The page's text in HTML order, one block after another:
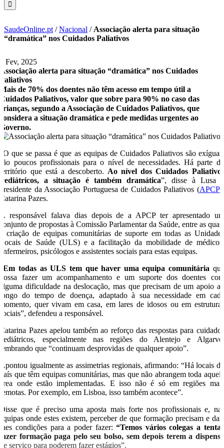
SaudeOnline.pt /Nacional / Associação alerta para situação
“dramática” nos Cuidados Paliativos
3 Fev, 2025
Associação alerta para situação “dramática” nos Cuidados
Paliativos
Mais de 70% dos doentes não têm acesso em tempo útil a
Cuidados Paliativos, valor que sobre para 90% no caso das
crianças, segundo a Associação de Cuidados Paliativos, que
considera a situação dramática e pede medidas urgentes ao
Governo.
“O que se passa é que as equipas de Cuidados Paliativos são exíguas,
são poucos profissionais para o nível de necessidades. Há parte do
território que está a descoberto. Ao nível dos Cuidados Paliativos
Pediátricos, a situação é também dramática”, disse à Lusa a
presidente da Associação Portuguesa de Cuidados Paliativos (APCP),
Catarina Pazes.
A responsável falava dias depois de a APCP ter apresentado um
conjunto de propostas à Comissão Parlamentar da Saúde, entre as quais
a criação de equipas comunitárias de suporte em todas as Unidades
Locais de Saúde (ULS) e a facilitação da mobilidade de médicos,
enfermeiros, psicólogos e assistentes sociais para estas equipas.
Em todas as ULS tem que haver uma equipa comunitária que
possa fazer um acompanhamento e um suporte dos doentes com
alguma dificuldade na deslocação, mas que precisam de um apoio ao
longo do tempo de doença, adaptado à sua necessidade em cada
momento, quer vivam em casa, em lares de idosos ou em estruturas
sociais”, defendeu a responsável.
Catarina Pazes apelou também ao reforço das respostas para cuidados
pediátricos, especialmente nas regiões do Alentejo e Algarve,
lembrando que “continuam desprovidas de qualquer apoio”.
Apontou igualmente as assimetrias regionais, afirmando: “Há locais do
país que têm equipas comunitárias, mas que não abrangem toda aquela
área onde estão implementadas. E isso não é só em regiões mais
remotas. Por exemplo, em Lisboa, isso também acontece”.
Disse que é preciso uma aposta mais forte nos profissionais e, nas
equipas onde estes existem, perceber de que formação precisam e dar-
lhes condições para a poder fazer:“Temos vários colegas a tentar
fazer formação paga pelo seu bolso, sem depois terem a dispensa
de serviço para poderem fazer estágios”.